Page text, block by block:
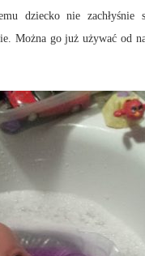
dziecko nie zachłyśnie
Można go już używać od